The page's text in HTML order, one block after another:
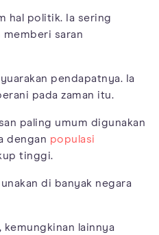
hal politik. Ia sering
memberi saran
pendapatnya. Ia
pada zaman itu.
paling umum digunakan
dengan populasi
tinggi.
di banyak negara
lainnya